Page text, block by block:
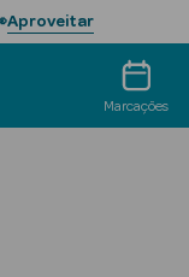
Aproveitar
Marcações